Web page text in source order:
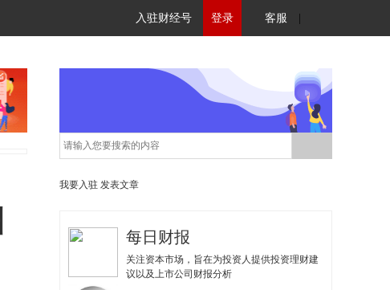
入驻财经号 登录 客服
我要入驻 发表文章
每日财报
关注资本市场，旨在为投资人提供投资理财建
议以及上市公司财报分析